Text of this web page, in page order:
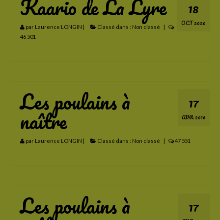
Luneria de La Lyre
Lorkos de La Lyre
Minos de La Lyre
Mandrak de La Lyre
Meherys de La Lyre
Nildrith de La Lyre
18
OCT 2020
Kaario de La Lyre
par Laurence LONGIN | Classé dans : Non classé
|
46 501
17
AVR 2016
Les poulains à
naître
par Laurence LONGIN | Classé dans : Non classé | 47 551
17
Les poulains à